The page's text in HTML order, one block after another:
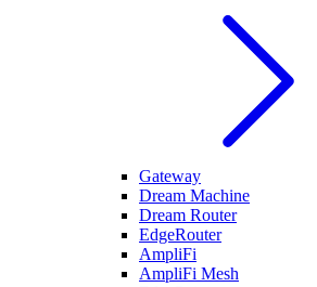
Gateway
Dream Machine
Dream Router
EdgeRouter
AmpliFi
AmpliFi Mesh